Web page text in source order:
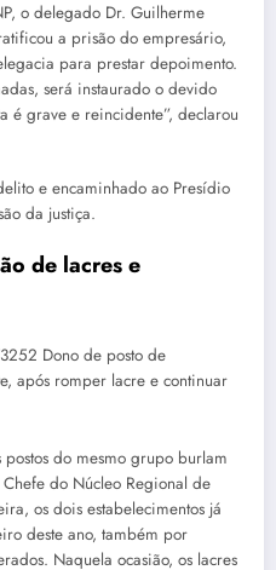
o delegado Dr. Guilherme
a prisão do empresário,
para prestar depoimento.
será instaurado o devido
é grave e reincidente”, declarou
e encaminhado ao Presídio
da justiça.
de lacres e
do mesmo grupo burlam
do Núcleo Regional de
os dois estabelecimentos já
deste ano, também por
Naquela ocasião, os lacres